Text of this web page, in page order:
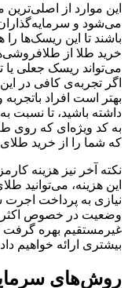
این موارد از
می‌شود و
باشند تا این ریسک‌ها را
خرید طلا از
می‌تواند ریسک جعلی یا
اگر تجربه‌ی کافی در
بهتر است افراد
داشته باشید، تا نسبت
به کد ویژه‌ای که روی
که شما را از خرید
نکته آخر نیز هزینه
این هزینه، می‌توانید
نیازی به پرداخت اجرت
وضعیت در خصوص اکثر
غیرمستقیم بهره
بیشتری ارائه خواهیم
روش‌های